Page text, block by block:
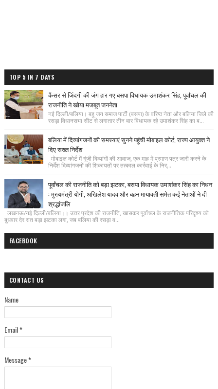
TOP 5 IN 7 DAYS
कैंसर से जिंदगी की जंग हार गए बसपा विधायक उमाशंकर सिंह, पूर्वांचल की
राजनीति ने खोया मजबूत जननेता
नई दिल्ली/बलिया। बहु जन समाज पार्टी (बसपा) के वरिष्ठ नेता और बलिया जिले की
रसड़ा विधानसभा सीट से लगातार तीन बार विधायक रहे उमाशंकर सिंह का ब...
बलिया में दिव्यांगजनों की समस्याएं सुनने पहुंची मोबाइल कोर्ट, राज्य आयुक्त ने
दिए सख्त निर्देश
मोबाइल कोर्ट में गूंजी दिव्यांगों की आवाज, एक माह में प्रमाण पत्र जारी करने के
निर्देश दिव्यांगजनों की शिकायतों पर तत्काल कार्रवाई के निर्...
पूर्वांचल की राजनीति को बड़ा झटका, बसपा विधायक उमाशंकर सिंह का निधन
: मुख्यमंत्री योगी, अखिलेश यादव और बहन मायावती समेत कई नेताओं ने दी
श्रद्धांजलि
लखनऊ/नई दिल्ली/बलिया।। उत्तर प्रदेश की राजनीति, खासकर पूर्वांचल के राजनीतिक परिदृश्य को
बुधवार देर रात बड़ा झटका लगा, जब बलिया की रसड़ा व...
FACEBOOK
CONTACT US
Name
Email*
Message*